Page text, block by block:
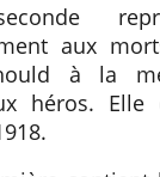
aux
à la
héros.